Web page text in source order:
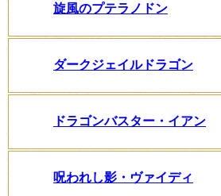
旋風のプテラノドン
ダークジェイルドラゴン
ドラゴンバスター・イアン
呪われし影・ヴァイディ